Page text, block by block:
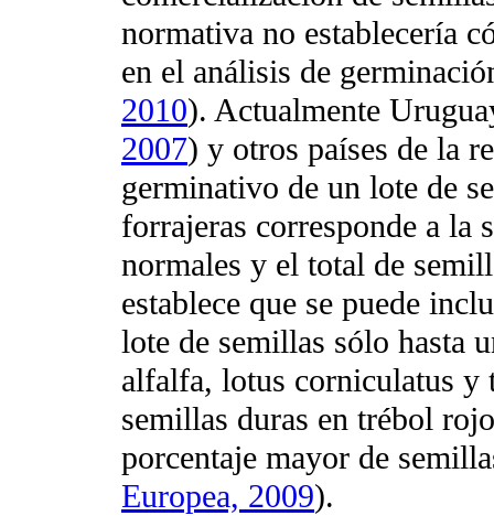
normativa no establecería
en el análisis de
2010). Actualmente
2007) y otros países de la
germinativo de un lote de
forrajeras corresponde a la
normales y el total de
establece que se puede
lote de semillas sólo hasta
alfalfa, lotus corniculatus y
semillas duras en trébol
porcentaje mayor de
Europea, 2009).